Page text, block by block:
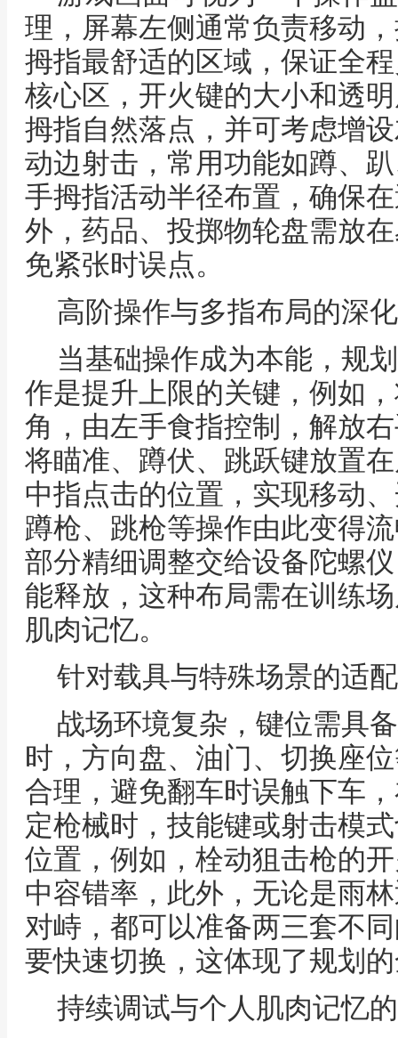
理，屏幕左侧通常负责移动
拇指最舒适的区域，保证全
核心区，开火键的大小和透
拇指自然落点，并可考虑增
动边射击，常用功能如蹲、
手拇指活动半径布置，确保
外，药品、投掷物轮盘需放
免紧张时误点。
高阶操作与多指布局的深化
当基础操作成为本能，规
作是提升上限的关键，例如
角，由左手食指控制，解放
将瞄准、蹲伏、跳跃键放置
中指点击的位置，实现移动
蹲枪、跳枪等操作由此变得
部分精细调整交给设备陀螺
能释放，这种布局需在训练
肌肉记忆。
针对载具与特殊场景的适
战场环境复杂，键位需具
时，方向盘、油门、切换座
合理，避免翻车时误触下车
定枪械时，技能键或射击模
位置，例如，栓动狙击枪的
中容错率，此外，无论是雨
对峙，都可以准备两三套不
要快速切换，这体现了规划
持续调试与个人肌肉记忆